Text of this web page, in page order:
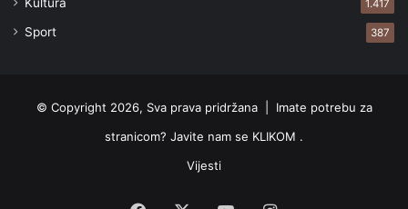
Kultura 1.417
Sport 387
© Copyright 2026, Sva prava pridržana | Imate potrebu za
stranicom? Javite nam se KLIKOM .
Vijesti